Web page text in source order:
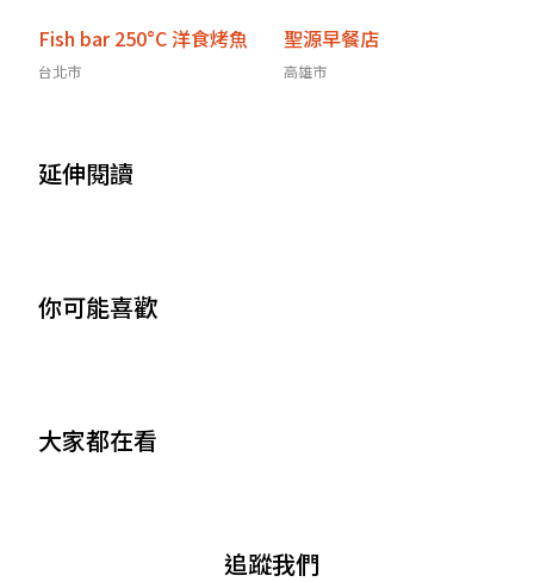
Fish bar 250°C 洋食烤魚
台北市
聖源早餐店
高雄市
延伸閱讀
你可能喜歡
大家都在看
追蹤我們